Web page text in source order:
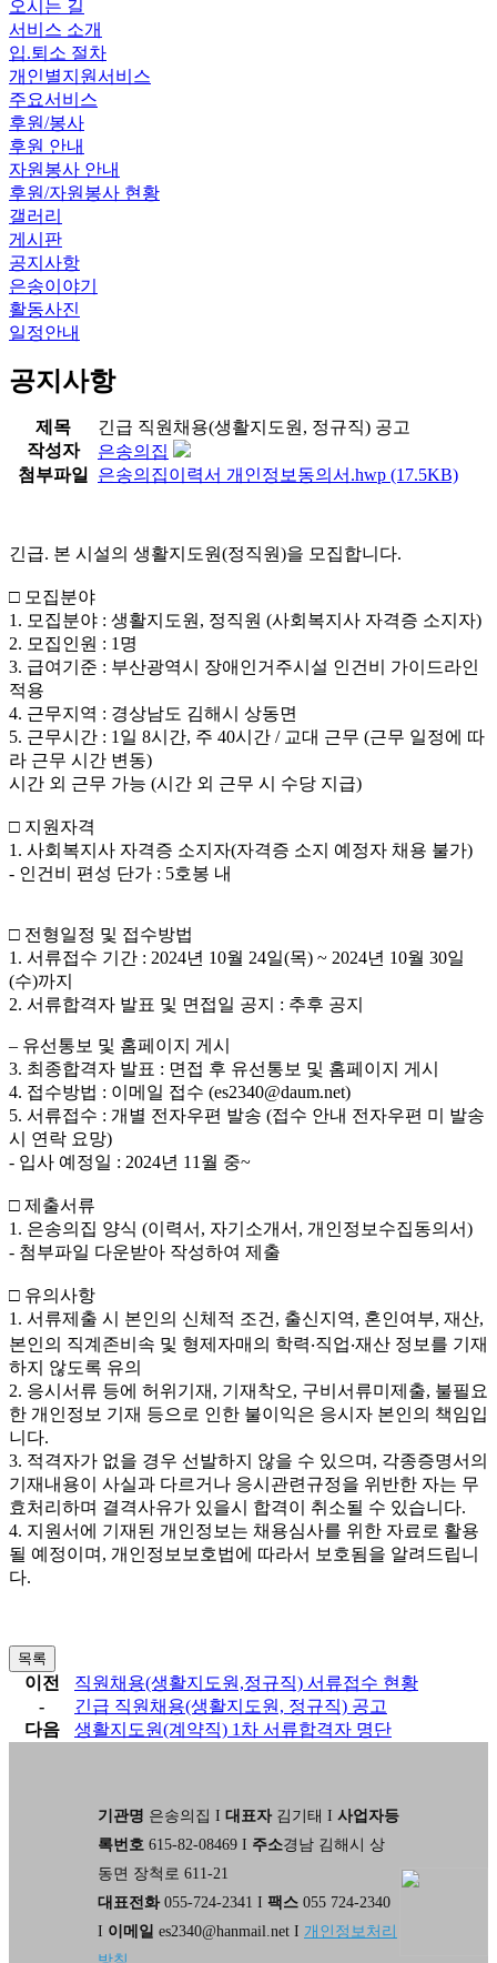
오시는 길
서비스 소개
입.퇴소 절차
개인별지원서비스
주요서비스
후원/봉사
후원 안내
자원봉사 안내
후원/자원봉사 현황
갤러리
게시판
공지사항
은송이야기
활동사진
일정안내
공지사항
제목
긴급 직원채용(생활지도원, 정규직) 공고
작성자
은송의집
첨부파일
은송의집이력서 개인정보동의서.hwp (17.5KB)
긴급. 본 시설의 생활지도원(정직원)을 모집합니다.
□ 모집분야
1. 모집분야 : 생활지도원 , 정직원 (사회복지사 자격증 소지자)
2. 모집인원 : 1 명
3. 급여기준 : 부산광역시 장애인거주시설 인건비 가이드라인
적용
4. 근무지역 : 경상남도 김해시 상동면
5. 근무시간 : 1 일 8시간, 주 40시간 / 교대 근무 (근무 일정에 따
라 근무 시간 변동)
시간 외 근무 가능 (시간 외 근무 시 수당 지급)
□ 지원자격
1. 사회복지사 자격증 소지자(자격증 소지 예정자 채용 불가)
- 인건비 편성 단가 : 5호봉 내
□ 전형일정 및 접수방법
1. 서류접수 기간 : 2024년 10월 24일(목) ~ 2024년 10월 30일
(수)까지
2. 서류합격자 발표 및 면접일 공지 : 추후 공지
– 유선통보 및 홈페이지 게시
3. 최종합격자 발표 : 면접 후 유선통보 및 홈페이지 게시
4. 접수방법 : 이메일 접수 (es2340@daum.net)
5. 서류접수 : 개별 전자우편 발송 (접수 안내 전자우편 미 발송
시 연락 요망)
- 입사 예정일 : 2024년 11 월 중~
□ 제출서류
1. 은송의집 양식 (이력서 , 자기소개서 , 개인정보수집동의서)
- 첨부파일 다운받아 작성하여 제출
□ 유의사항
1. 서류제출 시 본인의 신체적 조건 , 출신지역, 혼인여부, 재산,
본인의 직계존비속 및 형제자매의 학력‧직업‧재산 정보를 기재
하지 않도록 유의
2. 응시서류 등에 허위기재 , 기재착오, 구비서류미제출, 불필요
한 개인정보 기재 등으로 인한 불이익은 응시자 본인의 책임입
니다.
3. 적격자가 없을 경우 선발하지 않을 수 있으며 , 각종증명서의
기재내용이 사실과 다르거나 응시관련규정을 위반한 자는 무
효처리하며 결격사유가 있을시 합격이 취소될 수 있습니다.
4. 지원서에 기재된 개인정보는 채용심사를 위한 자료로 활용
될 예정이며 , 개인정보보호법에 따라서 보호됨을 알려드립니
다.
목록
이전
직원채용(생활지도원,정규직) 서류접수 현황
-
긴급 직원채용(생활지도원, 정규직) 공고
다음
생활지도원(계약직) 1차 서류합격자 명단
기관명 은송의집 I 대표자김기태 I 사업자등
록번호 615-82-08469 I 주소경남 김해시 상
동면 장척로 611-21
대표전화055-724-2341 I 팩스 055 724-2340
I 이메일 es2340@hanmail.net I 개인정보처리